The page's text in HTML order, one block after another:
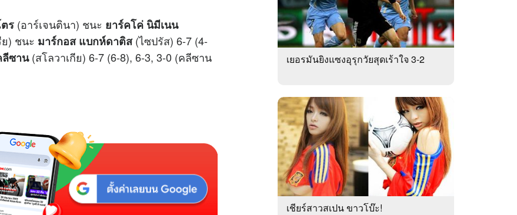
ร (อาร์เจนตินา) ชนะ ยาร์คโค่ นิมีเนน
) ชนะ มาร์กอส แบกห์ดาติส(ไซปรัส) 6-7 (4-
ซาน(สโลวาเกีย) 6-7 (6-8), 6-3, 3-0 (คลีซาน
เยอรมันยิงแซงอุรุกวัยสุดเร้าใจ 3-2
เชียร์สาวสเปน ขาวโบ๊ะ!